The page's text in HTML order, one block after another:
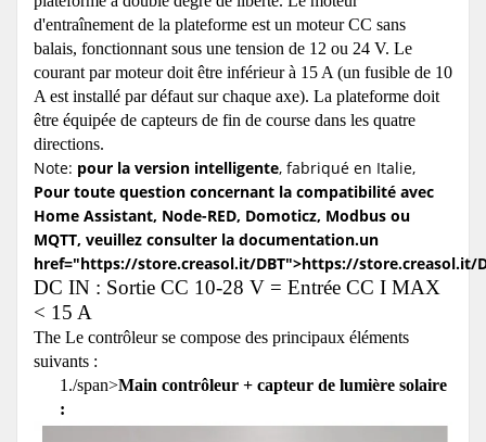
d'entraînement de la plateforme est un moteur CC sans
balais, fonctionnant sous une tension de 12 ou 24 V. Le
courant par moteur doit être inférieur à 15 A (un fusible de 10
A est installé par défaut sur chaque axe). La plateforme doit
être équipée de capteurs de fin de course dans les quatre
directions.
Note: pour la version intelligente, fabriqué en Italie,
Pour toute question concernant la compatibilité avec
Home Assistant, Node-RED, Domoticz, Modbus ou
MQTT, veuillez consulter la documentation.un
href="https://store.creasol.it/DBT">https://store.creasol.it/
DC IN : Sortie CC 10-28 V = Entrée CC I MAX
< 15 A
The Le contrôleur se compose des principaux éléments
suivants :
1./span>Main contrôleur + capteur de lumière solaire
: